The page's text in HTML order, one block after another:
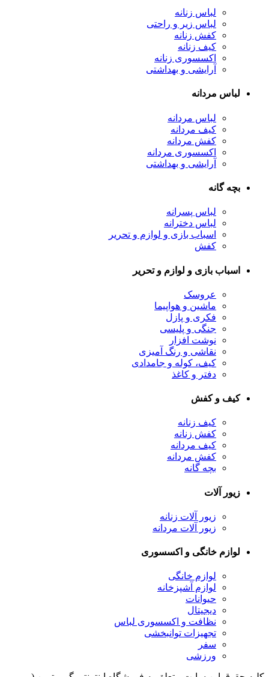
لباس زنانه
لباس زیر و راحتی
کفش زنانه
کیف زنانه
اکسسوری زنانه
آرایشی و بهداشتی
لباس مردانه
لباس مردانه
کیف مردانه
کفش مردانه
اکسسوری مردانه
آرایشی و بهداشتی
بچه گانه
لباس پسرانه
لباس دخترانه
اسباب بازی و لوازم و تحریر
کفش
اسباب بازی و لوازم و تحریر
عروسک
ماشین و هواپیما
فکری و پازل
جنگی و پلیسی
نوشت افزار
نقاشی و رنگ آمیزی
کیف، کوله و جامدادی
دفتر و کاغذ
کیف و کفش
کیف زنانه
کفش زنانه
کیف مردانه
کفش مردانه
بچه گانه
زیور آلات
زیور آلات زنانه
زیور آلات مردانه
لوازم خانگی و اکسسوری
لوازم خانگی
لوازم آشپزخانه
حیوانات
دیجیتال
نظافت و اکسسوری لباس
تجهیزات توانبخشی
سفر
ورزشی